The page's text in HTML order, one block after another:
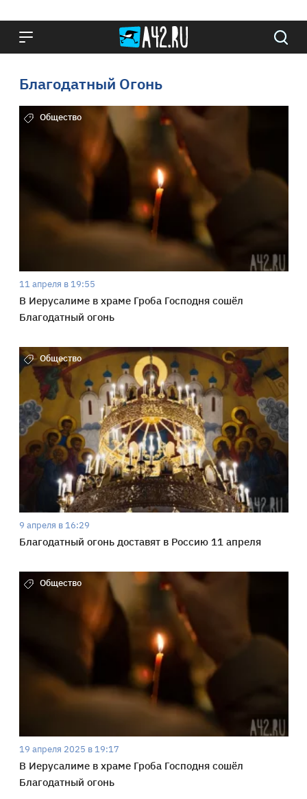
Благодатный Огонь
Общество
11 апреля в 19:55
В Иерусалиме в храме Гроба Господня сошёл
Благодатный огонь
Общество
9 апреля в 16:29
Благодатный огонь доставят в Россию 11 апреля
Общество
19 апреля 2025 в 19:17
В Иерусалиме в храме Гроба Господня сошёл
Благодатный огонь